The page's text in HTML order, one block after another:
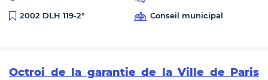
2002 DLH 119-2°
Conseil municipal
Octroi de la garantie de la Ville de Paris